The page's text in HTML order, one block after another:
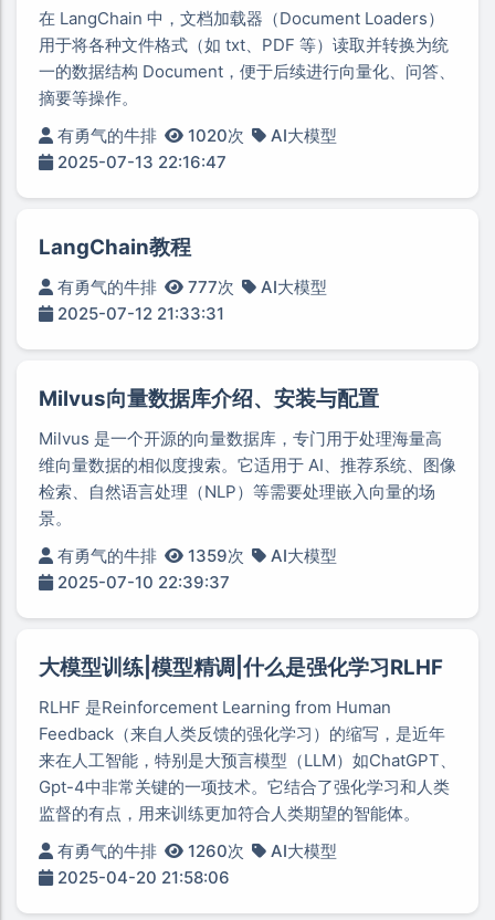
在 LangChain 中，文档加载器（Document Loaders）
用于将各种文件格式（如 txt、PDF 等）读取并转换为统
一的数据结构 Document，便于后续进行向量化、问答、
摘要等操作。
有勇气的牛排
1020次
AI大模型
2025-07-13 22:16:47
LangChain教程
有勇气的牛排 777次
AI大模型
2025-07-12 21:33:31
Milvus向量数据库介绍、安装与配置
Milvus 是一个开源的向量数据库，专门用于处理海量高
维向量数据的相似度搜索。它适用于 AI、推荐系统、图像
检索、自然语言处理（NLP）等需要处理嵌入向量的场
景。
有勇气的牛排
1359次
AI大模型
2025-07-10 22:39:37
大模型训练|模型精调|什么是强化学习RLHF
RLHF 是Reinforcement Learning from Human
Feedback（来自人类反馈的强化学习）的缩写，是近年
来在人工智能，特别是大预言模型（LLM）如ChatGPT、
Gpt-4中非常关键的一项技术。它结合了强化学习和人类
监督的有点，用来训练更加符合人类期望的智能体。
有勇气的牛排
1260次
AI大模型
2025-04-20 21:58:06